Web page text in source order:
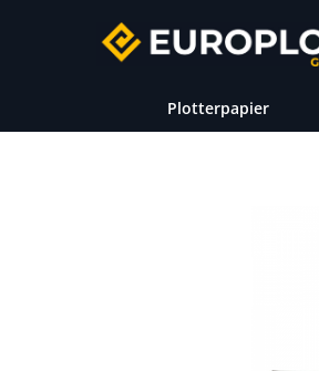
Plotterpapier